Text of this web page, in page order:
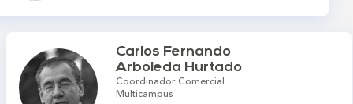
Carlos Fernando
Arboleda Hurtado
Coordinador Comercial
Multicampus